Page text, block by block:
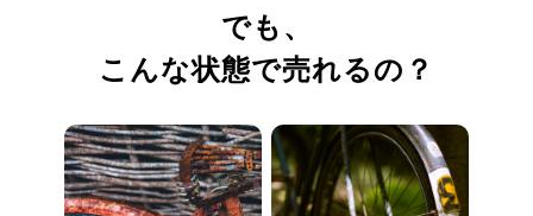
でも、
こんな状態で売れるの？